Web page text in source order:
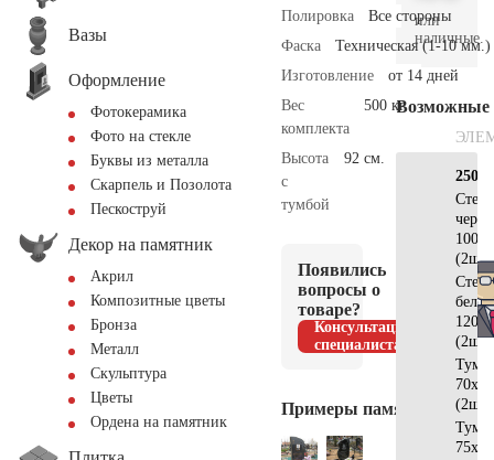
Вазы
Оформление
Фотокерамика
Фото на стекле
Буквы из металла
Скарпель и Позолота
Пескоструй
Декор на памятник
Акрил
Композитные цветы
Бронза
Металл
Скульптура
Цветы
Ордена на памятник
Полировка
Все стороны
Фаска
Техническая (1-10 мм.)
Изготовление
от 14 дней
Вес
комплекта
500 кг.
Высота
с
тумбой
92 см.
Появились
вопросы о
товаре?
Консультация
специалиста
Примеры памятников
или
наличные.
Возможные
Стела
(2шт)
Стела
(2шт)
(2шт)